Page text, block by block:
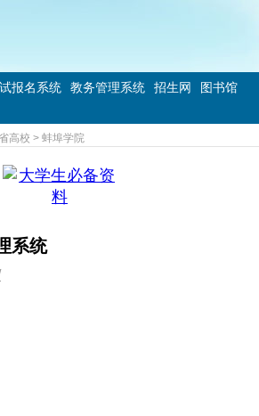
报名系统 教务管理系统 招生网
图书馆
高校 > 蚌埠学院
系统